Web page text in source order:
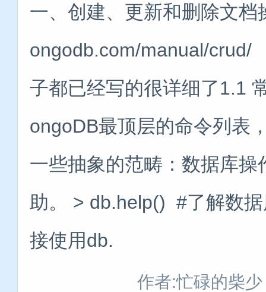
一、创建、更新和删除文
ongodb.com/manual/crud/
子都已经写的很详细了1.1
ongoDB最顶层的命令列表
一些抽象的范畴：数据库
助。 > db.help() #了解数
接使用db.
作者:忙碌的柴少